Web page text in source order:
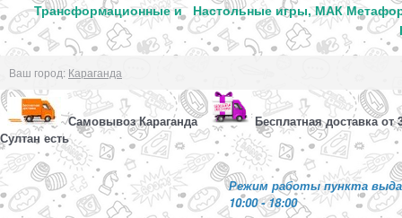
Трансформационные и Настольные игры, МАК
Ваш город: Караганда
Самовывоз Караганда
Бесплатная доставка от
Султан есть
Режим работы пункта
10:00 - 18:00